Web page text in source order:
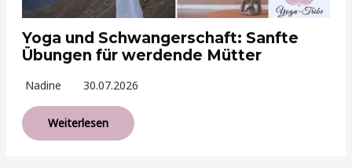
Yoga und Schwangerschaft: Sanfte
Übungen für werdende Mütter
Nadine 30.07.2026
Weiterlesen